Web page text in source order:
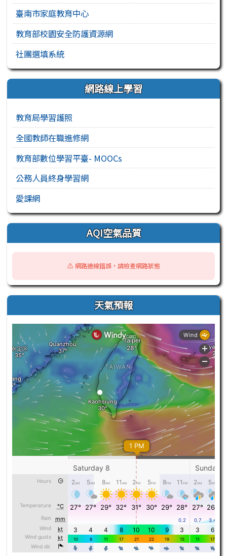
臺南市家庭教育中心
教育部校園安全防護資源網
社團選填系統
網路線上學習
教育局學習護照
全國教師在職進修網
教育部數位學習平臺- MOOCs
公務人員終身學習網
愛課網
AQI空氣品質
⚠️ 網路連線錯誤，請檢查網路狀態
天氣預報